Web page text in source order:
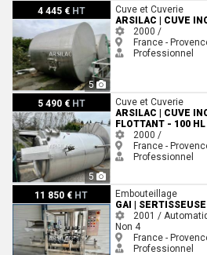
4 445 € HT
5
ARSILAC | Cuve inox sur pieds - 200 HL
Cuve et Cuverie
ARSILAC | CUVE
2000 /
France -
Professionnel
5 490 € HT
5
ARSILAC | Cuve inox 304 - Chapeau flottant -
Cuve et Cuverie
ARSILAC | CUVE
FLOTTANT - 100 HL
2000 /
France -
Professionnel
11 850 € HT
GAI | Sertisseuse capsuleuse - 3000 Bt/h
Embouteillage
GAI |
2001 /
Non 4
France -
Professionnel